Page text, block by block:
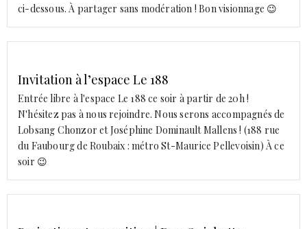
ci-dessous. À partager sans modération ! Bon visionnage 😉
Invitation à l’espace Le 188
Entrée libre à l'espace Le 188 ce soir à partir de 20h !
N'hésitez pas à nous rejoindre. Nous serons accompagnés de
Lobsang Chonzor et Joséphine Dominault Mallens ! (188 rue
du Faubourg de Roubaix : métro St-Maurice Pellevoisin) À ce
soir 😉